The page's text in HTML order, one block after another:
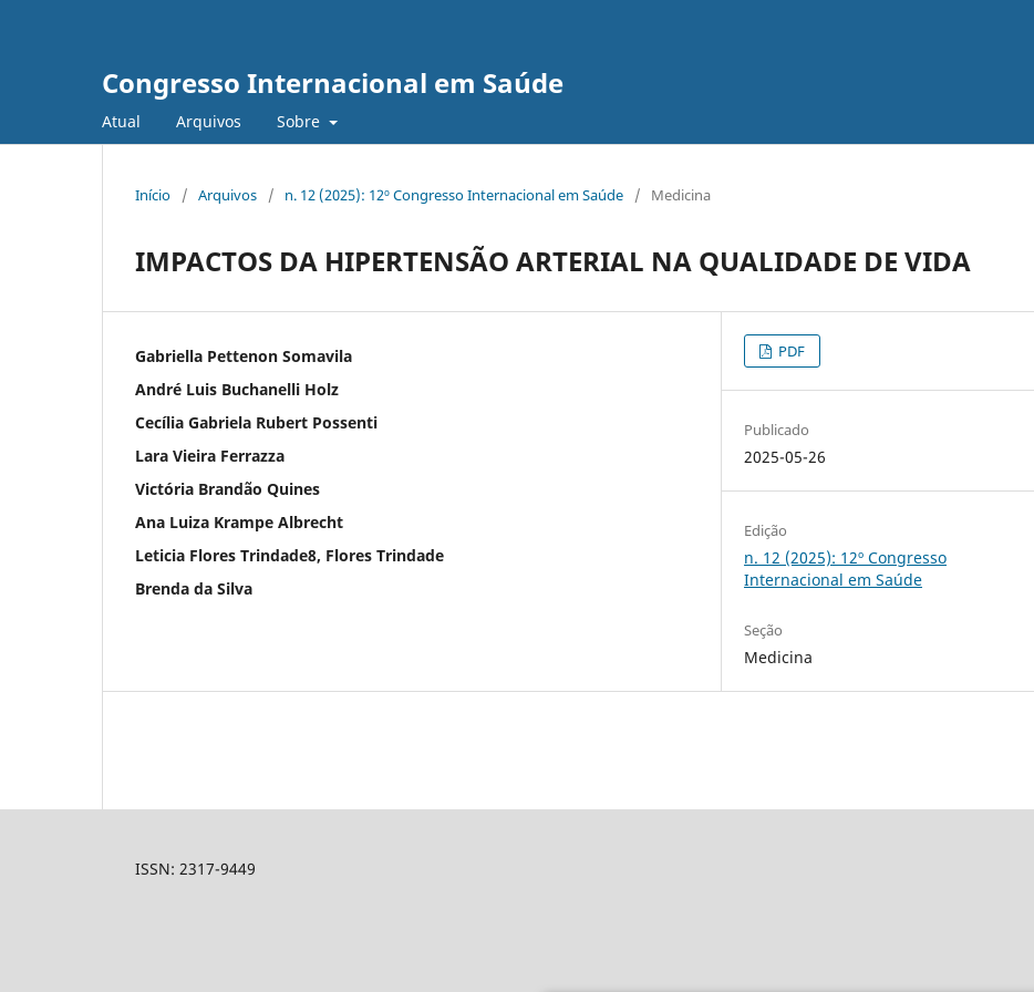
Congresso Internacional em Saúde
Atual Arquivos Sobre
Início / Arquivos / n. 12 (2025): 12º Congresso Internacional em Saúde / Medicina
IMPACTOS DA HIPERTENSÃO ARTERIAL NA QUALIDADE DE VIDA
Gabriella Pettenon Somavila
André Luis Buchanelli Holz
Cecília Gabriela Rubert Possenti
Lara Vieira Ferrazza
Victória Brandão Quines
Ana Luiza Krampe Albrecht
Leticia Flores Trindade8, Flores Trindade
Brenda da Silva
PDF
Publicado
2025-05-26
Edição
n. 12 (2025): 12º Congresso
Internacional em Saúde
Seção
Medicina
ISSN: 2317-9449